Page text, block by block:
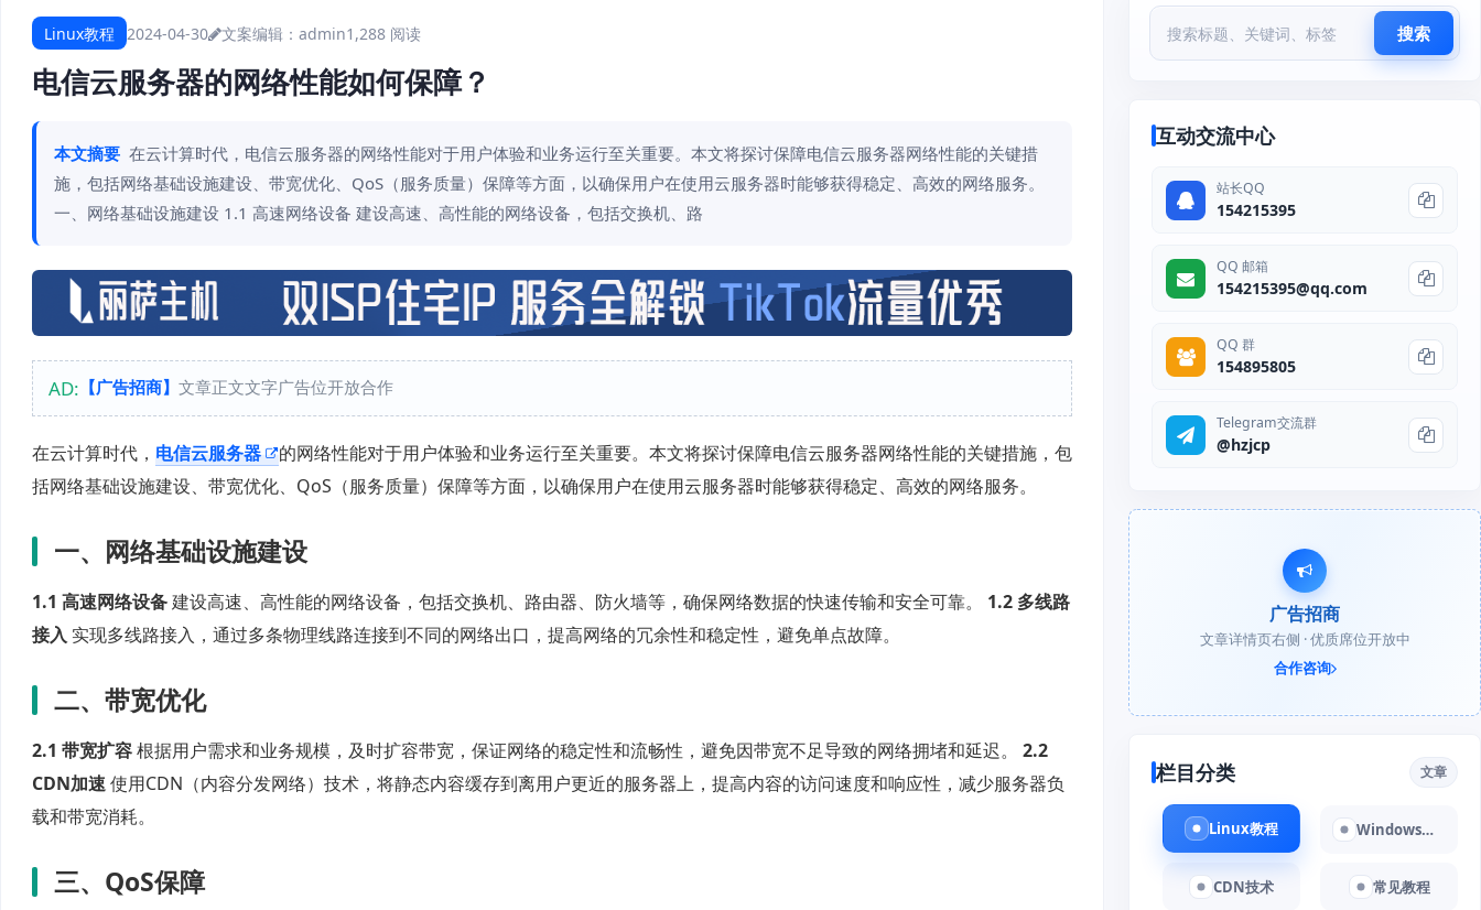
Linux教程 2024-04-30 文案编辑：admin1,288 阅读
电信云服务器的网络性能如何保障？
本文摘要 在云计算时代，电信云服务器的网络性能对于用户体验和业务运行至关重要。本文将探讨保障电信云服务器网络性能的关键措
施，包括网络基础设施建设、带宽优化、QoS（服务质量）保障等方面，以确保用户在使用云服务器时能够获得稳定、高效的网络服务。
一、网络基础设施建设 1.1 高速网络设备 建设高速、高性能的网络设备，包括交换机、路
AD: 【广告招商】 文章正文文字广告位开放合作
在云计算时代， 电信云服务器
的网络性能对于用户体验和业务运行至关重要。本文将探讨保障电信云服务器网络性能的关键措施，包
括网络基础设施建设、带宽优化、QoS（服务质量）保障等方面，以确保用户在使用云服务器时能够获得稳定、高效的网络服务。
一、网络基础设施建设
1.1 高速网络设备建设高速、高性能的网络设备，包括交换机、路由器、防火墙等，确保网络数据的快速传输和安全可靠。 1.2 多线路
接入 实现多线路接入，通过多条物理线路连接到不同的网络出口，提高网络的冗余性和稳定性，避免单点故障。
二、带宽优化
2.1 带宽扩容根据用户需求和业务规模，及时扩容带宽，保证网络的稳定性和流畅性，避免因带宽不足导致的网络拥堵和延迟。 2.2
CDN加速使用CDN（内容分发网络）技术，将静态内容缓存到离用户更近的服务器上，提高内容的访问速度和响应性，减少服务器负
载和带宽消耗。
三、QoS保障
搜索
互动交流中心
站长QQ
154215395
QQ 邮箱
154215395@qq.com
QQ 群
154895805
Telegram交流群
@hzjcp
广告招商
文章详情页右侧 · 优质席位开放中
合作咨询
栏目分类 文章
Linux教程 Windows教程
CDN技术 常见教程